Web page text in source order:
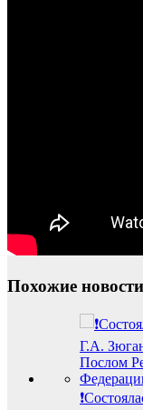
Похожие новости